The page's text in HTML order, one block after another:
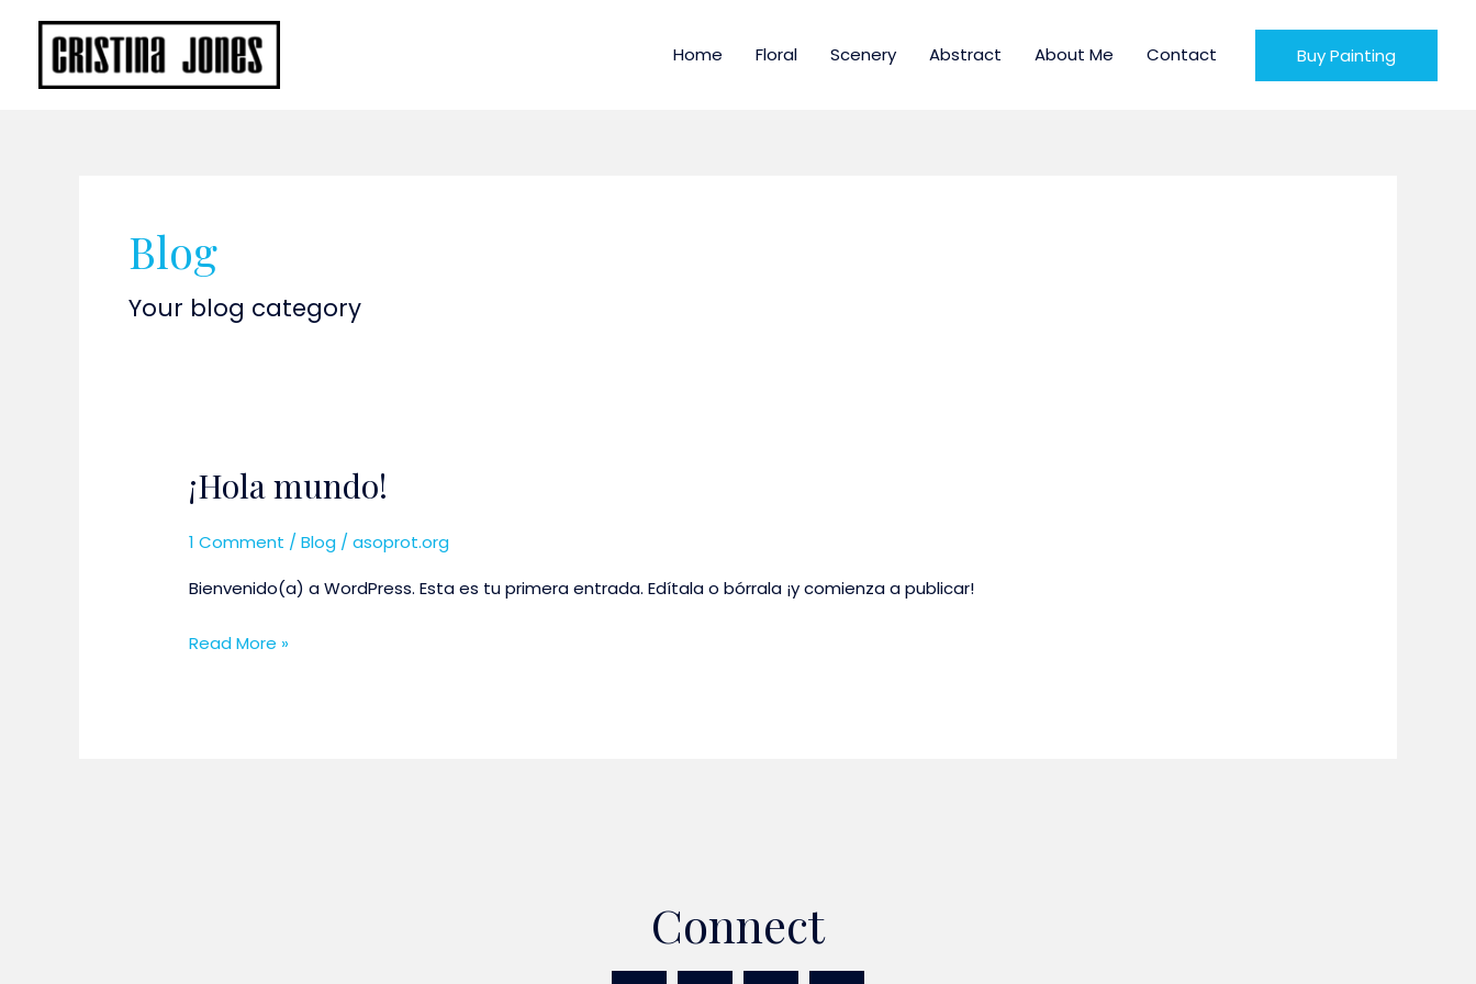
content
Home Floral Scenery Abstract About Me Contact Buy Painting
Blog
Your blog category
¡Hola mundo!
1 Comment /Blog /asoprot.org
Bienvenido(a) a WordPress. Esta es tu primera entrada. Edítala o bórrala ¡y comienza a publicar!
¡Hola
Read More »
Connect